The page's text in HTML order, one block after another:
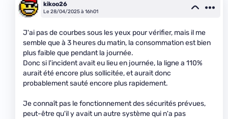
kikoo26
Le 28/04/2025 à 16h01
J'ai pas de courbes sous les yeux pour vérifier, mais il me
semble que à 3 heures du matin, la consommation est bien
plus faible que pendant la journée.
Donc si l'incident avait eu lieu en journée, la ligne a 110%
aurait été encore plus sollicitée, et aurait donc
probablement sauté encore plus rapidement.
Je connaît pas le fonctionnement des sécurités prévues,
peut-être qu'il y avait un autre système qui n'a pas